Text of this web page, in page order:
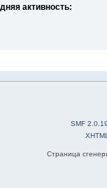
активность:
SMF
Страница